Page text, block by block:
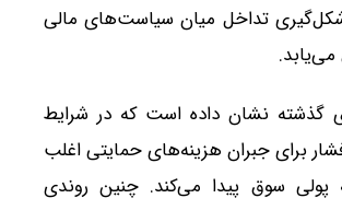
تداخل میان سیاست‌های مالی
گذشته نشان داده است که در شرایط
برای جبران هزینه‌های حمایتی اغلب
سوق پیدا می‌کند. چنین روندی